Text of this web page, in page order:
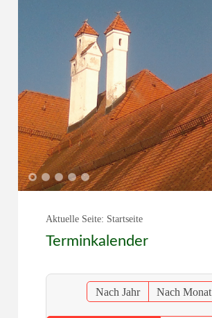
1 2 3 4 5
Aktuelle Seite: Startseite
Terminkalender
Nach Jahr Nach Monat